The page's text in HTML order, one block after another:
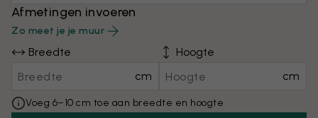
Afmetingen invoeren
Zo meet je je muur
Breedte
cm
Hoogte
cm
Voeg 6–10 cm toe aan breedte en hoogte